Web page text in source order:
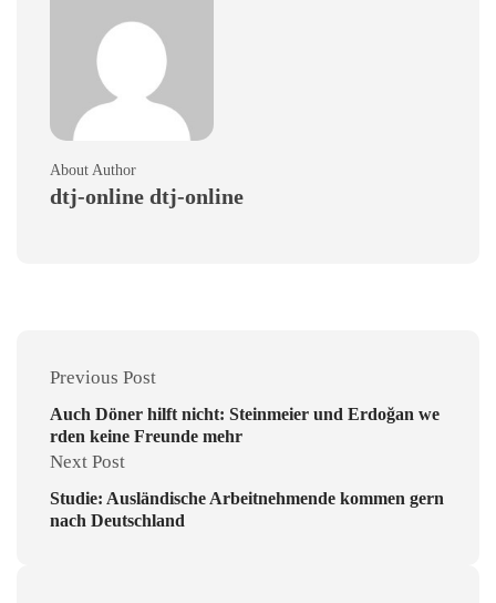
About Author
dtj-online dtj-online
Previous Post
Auch Döner hilft nicht: Steinmeier und Erdoğan we
rden keine Freunde mehr
Next Post
Studie: Ausländische Arbeitnehmende kommen gern
nach Deutschland